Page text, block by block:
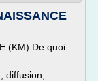
(KM) De quoi
diffusion,